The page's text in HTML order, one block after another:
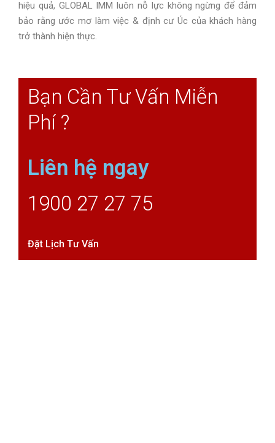
hiệu quả, GLOBAL IMM luôn nỗ lực không ngừng để đảm
bảo rằng ước mơ làm việc & định cư Úc của khách hàng
trở thành hiện thực.
Bạn Cần Tư Vấn Miễn
Phí ?
Liên hệ ngay
1900 27 27 75
Đặt Lịch Tư Vấn